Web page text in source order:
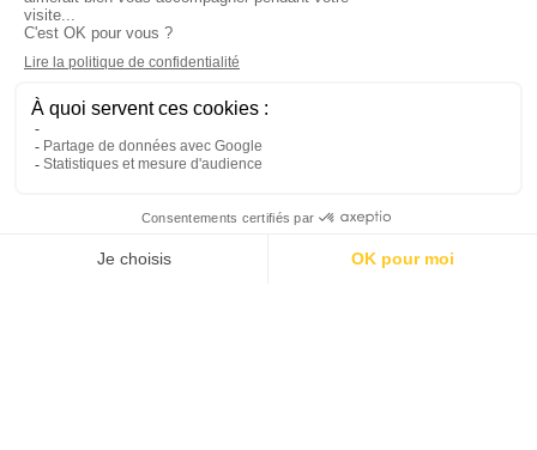
Informations
Climservice
Informations